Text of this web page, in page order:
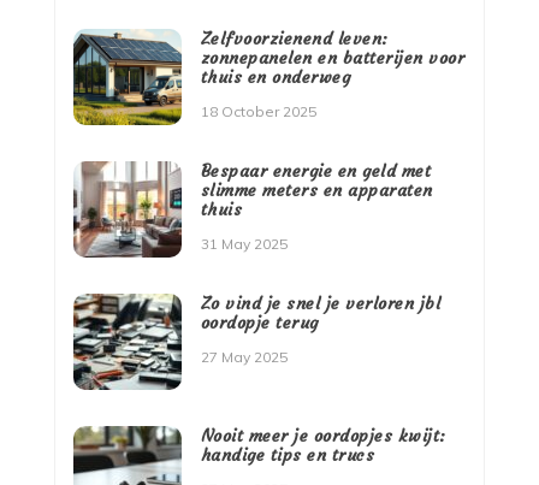
Zelfvoorzienend leven:
zonnepanelen en batterijen voor
thuis en onderweg
18 October 2025
Bespaar energie en geld met
slimme meters en apparaten
thuis
31 May 2025
Zo vind je snel je verloren jbl
oordopje terug
27 May 2025
Nooit meer je oordopjes kwijt:
handige tips en trucs